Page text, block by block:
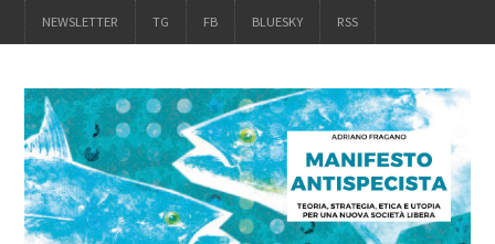
NEWSLETTER TG FB BLUESKY RSS